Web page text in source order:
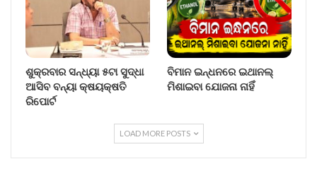
ଶୁକ୍ରବାର ସନ୍ଧ୍ୟା ୫ଟା ସୁଦ୍ଧା
ଆସିବ ବନ୍ୟା କ୍ଷୟକ୍ଷତି
ରିପୋର୍ଟ
ବିମାନ ଇନ୍ଧନରେ ଇଥାନଲ୍
ମିଶାଇବା ଯୋଜନା ନାହିଁ
LOAD MORE POSTS